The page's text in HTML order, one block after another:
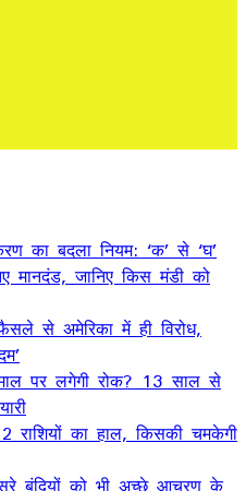
का बदला नियम: ‘क’ से ‘घ’
जानिए किस मंडी को
से अमेरिका में ही विरोध,
पर लगेगी रोक? 13 साल से
का हाल, किसकी चमकेगी